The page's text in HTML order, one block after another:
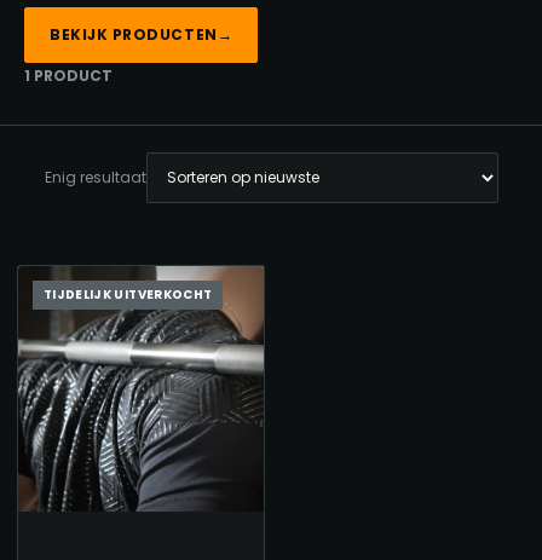
BEKIJK PRODUCTEN →
1 PRODUCT
Enig resultaat
TIJDELIJK UITVERKOCHT